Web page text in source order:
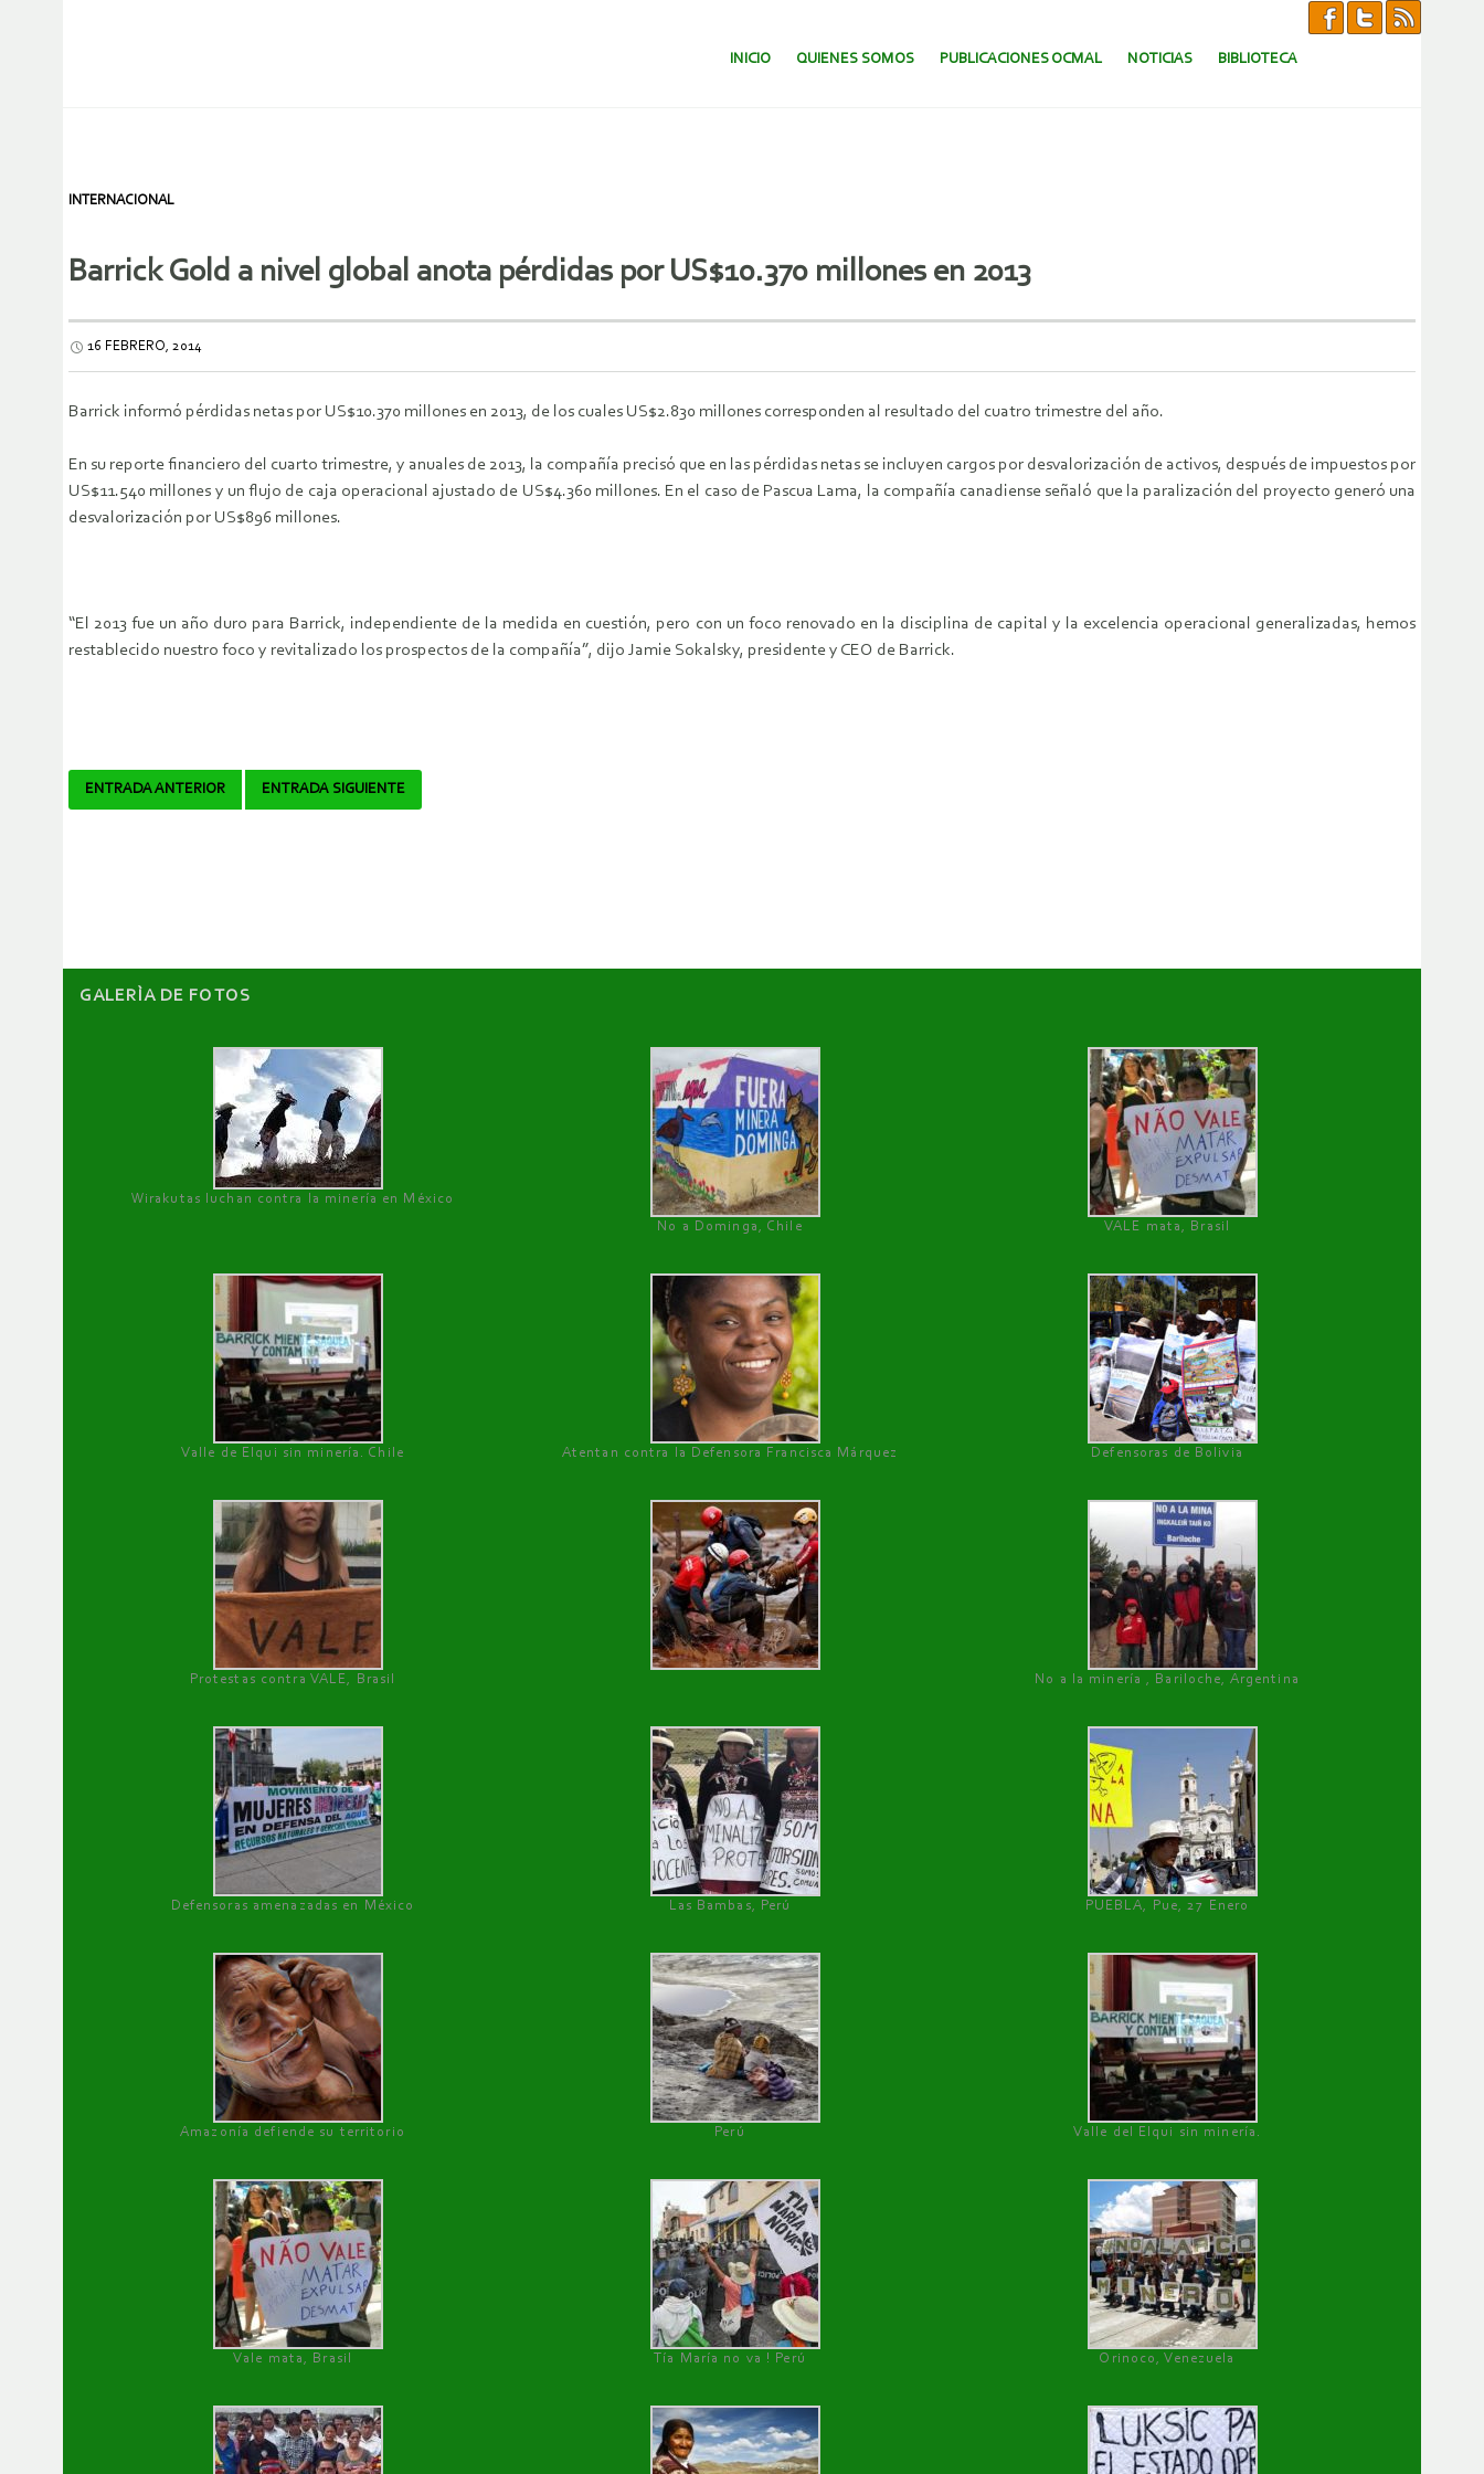
SALTAR AL CONTENIDO.
INICIO QUIENES SOMOS PUBLICACIONES OCMAL NOTICIAS BIBLIOTECA
INTERNACIONAL
Barrick Gold a nivel global anota pérdidas por US$10.370 millones en 2013
16 FEBRERO, 2014
Barrick informó pérdidas netas por US$10.370 millones en 2013, de los cuales US$2.830 millones corresponden al resultado del cuatro trimestre del año.
En su reporte financiero del cuarto trimestre, y anuales de 2013, la compañía precisó que en las pérdidas netas se incluyen cargos por desvalorización de activos, después de impuestos por
US$11.540 millones y un flujo de caja operacional ajustado de US$4.360 millones. En el caso de Pascua Lama, la compañía canadiense señaló que la paralización del proyecto generó una
desvalorización por US$896 millones.
“El 2013 fue un año duro para Barrick, independiente de la medida en cuestión, pero con un foco renovado en la disciplina de capital y la excelencia operacional generalizadas, hemos
restablecido nuestro foco y revitalizado los prospectos de la compañía”, dijo Jamie Sokalsky, presidente y CEO de Barrick.
Navegador
ENTRADA ANTERIOR ENTRADA SIGUIENTE
GALERÌA DE FOTOS
Wirakutas luchan contra la minería en México
No a Dominga, Chile
VALE mata, Brasil
Valle de Elqui sin minería. Chile Atentan contra la Defensora Francisca Márquez Defensoras de Bolivia
Protestas contra VALE, Brasil No a la minería , Bariloche, Argentina
Defensoras amenazadas en México Las Bambas, Perú PUEBLA, Pue, 27 Enero
Amazonía defiende su territorio Perú Valle del Elqui sin minería.
Vale mata, Brasil Tía María no va ! Perú Orinoco, Venezuela